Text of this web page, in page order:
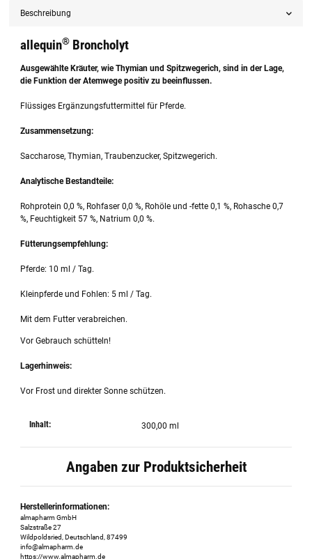
Beschreibung
allequin® Broncholyt
Ausgewählte Kräuter, wie Thymian und Spitzwegerich, sind in der Lage,
die Funktion der Atemwege positiv zu beeinflussen.
Flüssiges Ergänzungsfuttermittel für Pferde.
Zusammensetzung:
Saccharose, Thymian, Traubenzucker, Spitzwegerich.
Analytische Bestandteile:
Rohprotein 0,0 %, Rohfaser 0,0 %, Rohöle und -fette 0,1 %, Rohasche 0,7
%, Feuchtigkeit 57 %, Natrium 0,0 %.
Fütterungsempfehlung:
Pferde: 10 ml / Tag.
Kleinpferde und Fohlen: 5 ml / Tag.
Mit dem Futter verabreichen.
Vor Gebrauch schütteln!
Lagerhinweis:
Vor Frost und direkter Sonne schützen.
Inhalt: 300,00 ml
Angaben zur Produktsicherheit
Herstellerinformationen:
almapharm GmbH
Salzstraße 27
Wildpoldsried, Deutschland, 87499
info@almapharm.de
https://www.almapharm.de